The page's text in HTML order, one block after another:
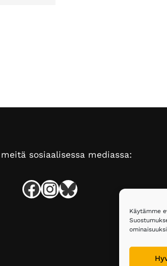
Käytämme
sosiaalisessa mediassa:
Facebook InstagramBluesky